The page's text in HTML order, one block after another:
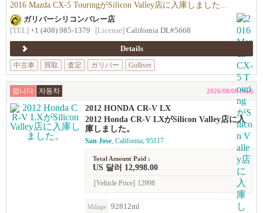
2016 Mazda CX-5 TouringがSilicon Valley店に入庫しました...
ガリバーシリコンバレー店
[TEL] +1 (408) 985-1379 [License] California DL#5668
Details
中古車
買取 査定 ガリバー Gulliver
팝니다 자동차 2026/08/08 (Sat)
2012 HONDA CR-V LX
2012 Honda CR-V LXがSilicon Valley店に入
庫しました。
San Jose, California, 95117
Total Amount Paid :
US 달러 12,998.00
[Vehicle Price] 12998
Milage 92812ml